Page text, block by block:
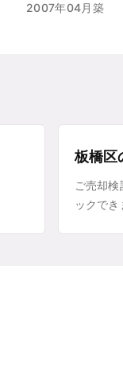
2007年04月築
板橋区
ご売却
ックでき